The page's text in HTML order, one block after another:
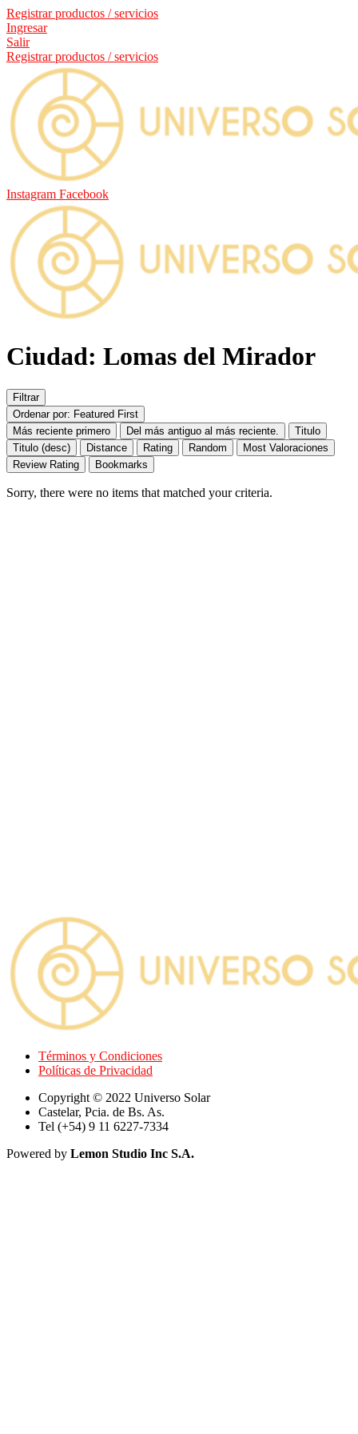
Registrar productos / servicios
Ingresar
Salir
Registrar productos / servicios
Instagram Facebook
Ciudad: Lomas del Mirador
Filtrar
Ordenar por: Featured First
Más reciente primero
Del más antiguo al más reciente.
Titulo
Titulo (desc)
Distance Rating Random
Most Valoraciones
Review Rating
Bookmarks
Sorry, there were no items that matched your criteria.
Términos y Condiciones
Políticas de Privacidad
Copyright © 2022 Universo Solar
Castelar, Pcia. de Bs. As.
Tel (+54) 9 11 6227-7334
Powered by Lemon Studio Inc S.A.